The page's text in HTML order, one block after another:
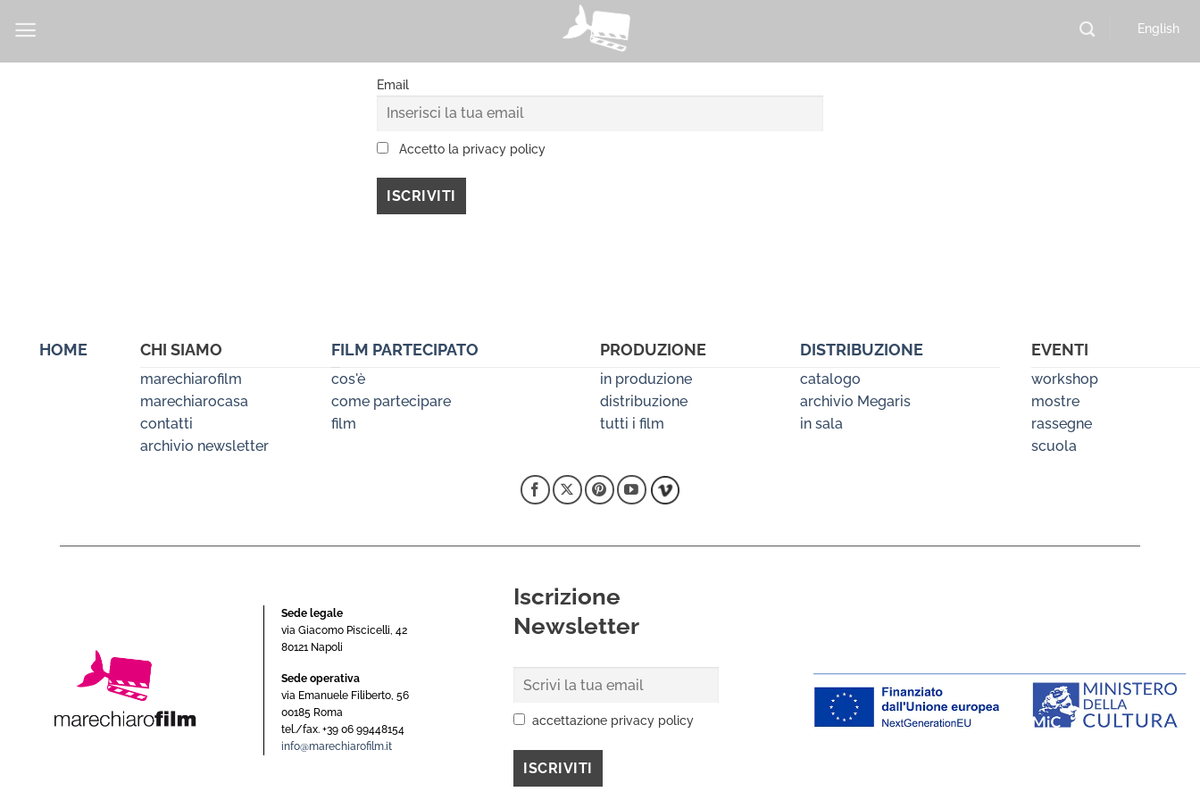
English
Email
Accetto la privacy policy
HOME CHI SIAMO
marechiarofilm
marechiarocasa
contatti
archivio newsletter
FILM PARTECIPATO
cos'è
come partecipare
film
PRODUZIONE
in produzione
distribuzione
tutti i film
DISTRIBUZIONE
catalogo
archivio Megaris
in sala
EVENTI
workshop
mostre
rassegne
scuola
Sede legale
via Giacomo Piscicelli, 42
80121 Napoli
Sede operativa
via Emanuele Filiberto, 56
00185 Roma
tel./fax. +39 06 99448154
info@marechiarofilm.it
Iscrizione
Newsletter
accettazione privacy policy